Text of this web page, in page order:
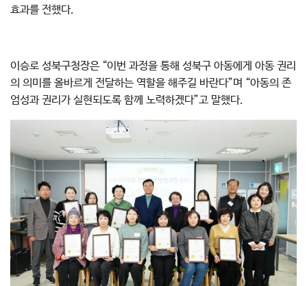
효과를 전했다.
이승로 성북구청장은 “이번 과정을 통해 성북구 아동에게 아동 권리
의 의미를 올바르게 전달하는 역할을 해주길 바란다”며 “아동의 존
엄성과 권리가 실현되도록 함께 노력하겠다”고 말했다.